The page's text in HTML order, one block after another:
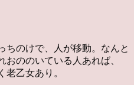
ちのけで、人が移動。なんと
ののいている人あれば、
老乙女あり。